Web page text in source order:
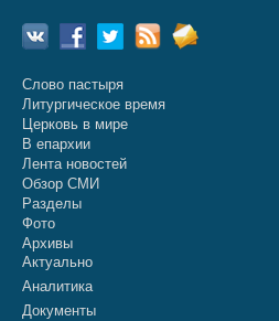
Слово пастыря
Литургическое время
Церковь в мире
В епархии
Лента новостей
Обзор СМИ
Разделы
Фото
Архивы
Актуально
Аналитика
Документы